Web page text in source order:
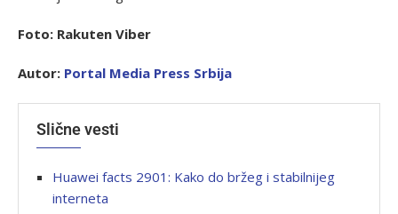
Foto: Rakuten Viber
Autor: Portal Media Press Srbija
Slične vesti
Huawei facts 2901: Kako do bržeg i stabilnijeg
interneta